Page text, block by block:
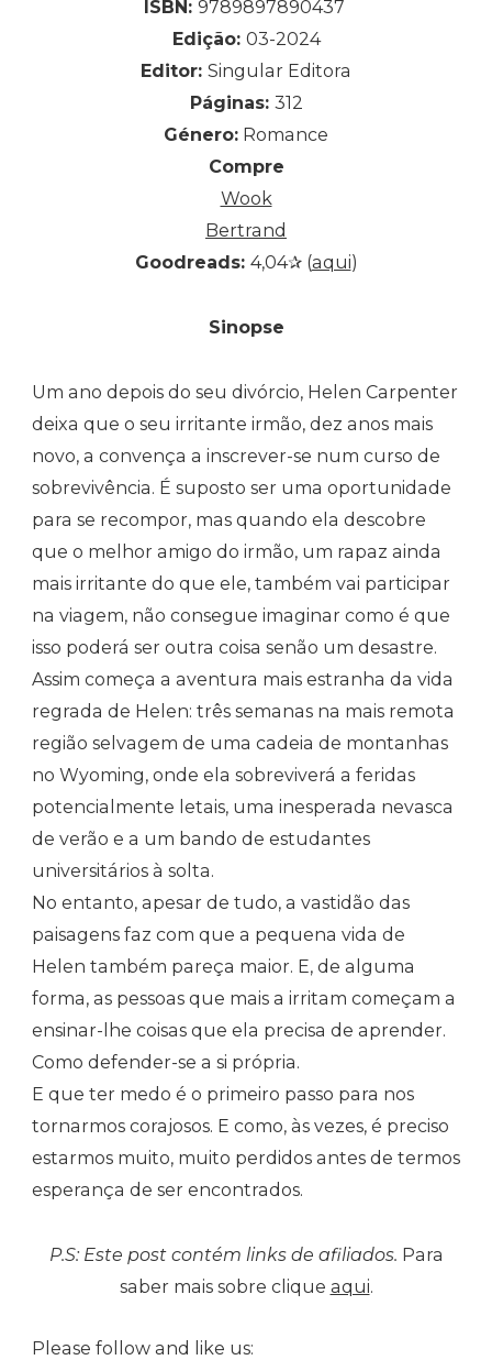
ISBN: 9789897890437
Edição: 03-2024
Editor: Singular Editora
Páginas: 312
Género: Romance
Compre
Wook
Bertrand
Goodreads: 4,04✰ (aqui)
Sinopse
Um ano depois do seu divórcio, Helen Carpenter
deixa que o seu irritante irmão, dez anos mais
novo, a convença a inscrever-se num curso de
sobrevivência. É suposto ser uma oportunidade
para se recompor, mas quando ela descobre
que o melhor amigo do irmão, um rapaz ainda
mais irritante do que ele, também vai participar
na viagem, não consegue imaginar como é que
isso poderá ser outra coisa senão um desastre.
Assim começa a aventura mais estranha da vida
regrada de Helen: três semanas na mais remota
região selvagem de uma cadeia de montanhas
no Wyoming, onde ela sobreviverá a feridas
potencialmente letais, uma inesperada nevasca
de verão e a um bando de estudantes
universitários à solta.
No entanto, apesar de tudo, a vastidão das
paisagens faz com que a pequena vida de
Helen também pareça maior. E, de alguma
forma, as pessoas que mais a irritam começam a
ensinar-lhe coisas que ela precisa de aprender.
Como defender-se a si própria.
E que ter medo é o primeiro passo para nos
tornarmos corajosos. E como, às vezes, é preciso
estarmos muito, muito perdidos antes de termos
esperança de ser encontrados.
P.S: Este post contém links de afiliados. Para
saber mais sobre clique aqui.
Please follow and like us: